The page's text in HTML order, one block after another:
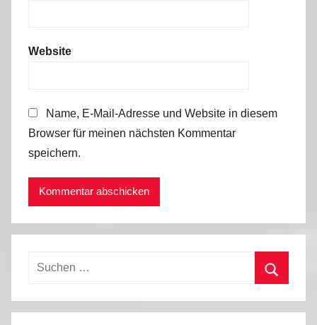
Website
Name, E-Mail-Adresse und Website in diesem
Browser für meinen nächsten Kommentar
speichern.
Suchen